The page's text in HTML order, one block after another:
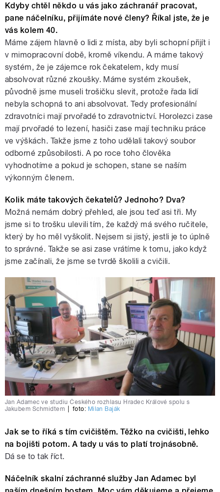
Kdyby chtěl někdo u vás jako záchranář pracovat,
pane náčelníku, přijímáte nové členy? Říkal jste, že je
vás kolem 40.
Máme zájem hlavně o lidi z místa, aby byli schopní přijít i
v mimopracovní době, kromě víkendu. A máme takový
systém, že je zájemce rok čekatelem, kdy musí
absolvovat různé zkoušky. Máme systém zkoušek,
původně jsme museli trošičku slevit, protože řada lidí
nebyla schopná to ani absolvovat. Tedy profesionální
zdravotníci mají prvořadé to zdravotnictví. Horolezci zase
mají prvořadé to lezení, hasiči zase mají techniku práce
ve výškách. Takže jsme z toho udělali takový soubor
odborné způsobilosti. A po roce toho člověka
vyhodnotíme a pokud je schopen, stane se naším
výkonným členem.
Kolik máte takových čekatelů? Jednoho? Dva?
Možná nemám dobrý přehled, ale jsou teď asi tři. My
jsme si to trošku ulevili tím, že každý má svého ručitele,
který by ho měl vyškolit. Nejsem si jistý, jestli je to úplně
to správné. Takže se asi zase vrátíme k tomu, jako když
jsme začínali, že jsme se tvrdě školili a cvičili.
Jan Adamec ve studiu Českého rozhlasu Hradec Králové spolu s
Jakubem Schmidtem
foto: Milan Baják
Jak se to říká s tím cvičištěm. Těžko na cvičišti, lehko
na bojišti potom. A tady u vás to platí trojnásobně.
Dá se to tak říct.
Náčelník skalní záchranné služby Jan Adamec byl